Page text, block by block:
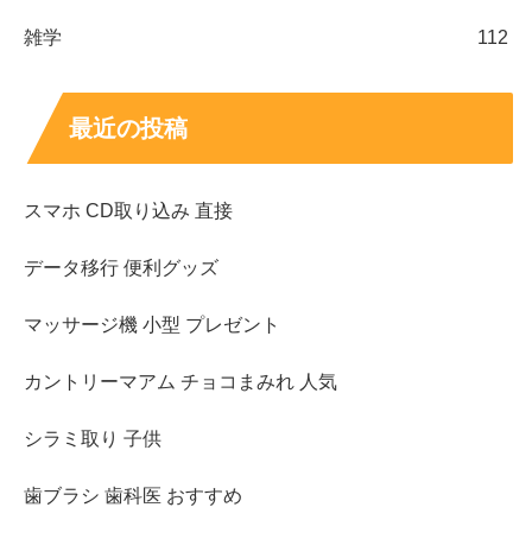
雑学 112
最近の投稿
スマホ CD取り込み 直接
データ移行 便利グッズ
マッサージ機 小型 プレゼント
カントリーマアム チョコまみれ 人気
シラミ取り 子供
歯ブラシ 歯科医 おすすめ